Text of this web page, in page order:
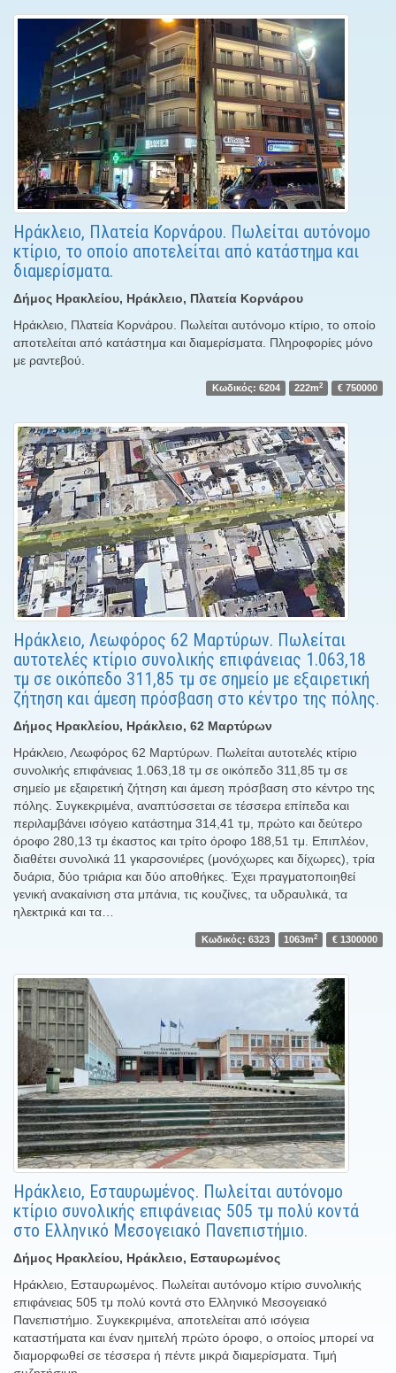
Ηράκλειο, Πλατεία Κορνάρου. Πωλείται αυτόνομο
κτίριο, το οποίο αποτελείται από κατάστημα και
διαμερίσματα.
Δήμος Ηρακλείου, Ηράκλειο, Πλατεία Κορνάρου
Ηράκλειο, Πλατεία Κορνάρου. Πωλείται αυτόνομο κτίριο, το οποίο
αποτελείται από κατάστημα και διαμερίσματα. Πληροφορίες μόνο
με ραντεβού.
Κωδικός: 6204 222m2 € 750000
Ηράκλειο, Λεωφόρος 62 Μαρτύρων. Πωλείται
αυτοτελές κτίριο συνολικής επιφάνειας 1.063,18
τμ σε οικόπεδο 311,85 τμ σε σημείο με εξαιρετική
ζήτηση και άμεση πρόσβαση στο κέντρο της πόλης.
Δήμος Ηρακλείου, Ηράκλειο, 62 Μαρτύρων
Ηράκλειο, Λεωφόρος 62 Μαρτύρων. Πωλείται αυτοτελές κτίριο
συνολικής επιφάνειας 1.063,18 τμ σε οικόπεδο 311,85 τμ σε
σημείο με εξαιρετική ζήτηση και άμεση πρόσβαση στο κέντρο της
πόλης. Συγκεκριμένα, αναπτύσσεται σε τέσσερα επίπεδα και
περιλαμβάνει ισόγειο κατάστημα 314,41 τμ, πρώτο και δεύτερο
όροφο 280,13 τμ έκαστος και τρίτο όροφο 188,51 τμ. Επιπλέον,
διαθέτει συνολικά 11 γκαρσονιέρες (μονόχωρες και δίχωρες), τρία
δυάρια, δύο τριάρια και δύο αποθήκες. Έχει πραγματοποιηθεί
γενική ανακαίνιση στα μπάνια, τις κουζίνες, τα υδραυλικά, τα
ηλεκτρικά και τα…
Κωδικός: 6323 1063m2 € 1300000
Ηράκλειο, Εσταυρωμένος. Πωλείται αυτόνομο
κτίριο συνολικής επιφάνειας 505 τμ πολύ κοντά
στο Ελληνικό Μεσογειακό Πανεπιστήμιο.
Δήμος Ηρακλείου, Ηράκλειο, Εσταυρωμένος
Ηράκλειο, Εσταυρωμένος. Πωλείται αυτόνομο κτίριο συνολικής
επιφάνειας 505 τμ πολύ κοντά στο Ελληνικό Μεσογειακό
Πανεπιστήμιο. Συγκεκριμένα, αποτελείται από ισόγεια
καταστήματα και έναν ημιτελή πρώτο όροφο, ο οποίος μπορεί να
διαμορφωθεί σε τέσσερα ή πέντε μικρά διαμερίσματα. Τιμή